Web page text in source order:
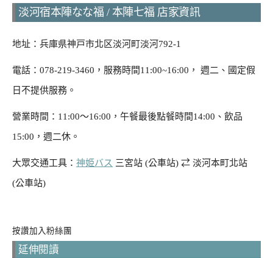
淡河宿本陣なな福 / 本陣七福 店家資訊
地址：兵庫県神戸市北区淡河町淡河792-1
電話：078-219-3460，服務時間11:00~16:00， 週二、國定假
日不提供服務。
營業時間：11:00〜16:00，午餐最後點餐時間14:00、飲品
15:00，週二休。
大眾交通工具： 神姫バス 三宮站 (公車站) ⇄ 淡河本町北站
(公車站)
按讚加入粉絲團
延伸閱讀